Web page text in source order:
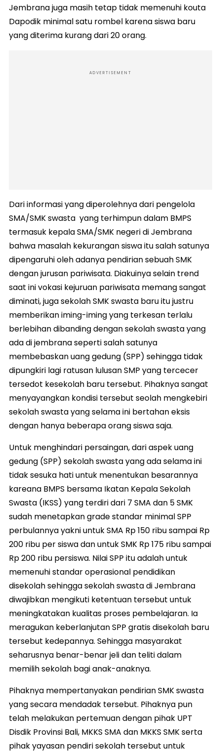
Jembrana juga masih tetap tidak memenuhi kouta
Dapodik minimal satu rombel karena siswa baru
yang diterima kurang dari 20 orang.
ADVERTISEMENT
Dari informasi yang diperolehnya dari pengelola
SMA/SMK swasta yang terhimpun dalam BMPS
termasuk kepala SMA/SMK negeri di Jembrana
bahwa masalah kekurangan siswa itu salah satunya
dipengaruhi oleh adanya pendirian sebuah SMK
dengan jurusan pariwisata. Diakuinya selain trend
saat ini vokasi kejuruan pariwisata memang sangat
diminati, juga sekolah SMK swasta baru itu justru
memberikan iming-iming yang terkesan terlalu
berlebihan dibanding dengan sekolah swasta yang
ada di jembrana seperti salah satunya
membebaskan uang gedung (SPP) sehingga tidak
dipungkiri lagi ratusan lulusan SMP yang tercecer
tersedot kesekolah baru tersebut. Pihaknya sangat
menyayangkan kondisi tersebut seolah mengkebiri
sekolah swasta yang selama ini bertahan eksis
dengan hanya beberapa orang siswa saja.
Untuk menghindari persaingan, dari aspek uang
gedung (SPP) sekolah swasta yang ada selama ini
tidak sesuka hati untuk menentukan besarannya
kareana BMPS bersama Ikatan Kepala Sekolah
Swasta (IKSS) yang terdiri dari 7 SMA dan 5 SMK
sudah menetapkan grade standar minimal SPP
perbulannya yakni untuk SMA Rp 150 ribu sampai Rp
200 ribu per siswa dan untuk SMK Rp 175 ribu sampai
Rp 200 ribu persiswa. Nilai SPP itu adalah untuk
memenuhi standar operasional pendidikan
disekolah sehingga sekolah swasta di Jembrana
diwajibkan mengikuti ketentuan tersebut untuk
meningkatakan kualitas proses pembelajaran. Ia
meragukan keberlanjutan SPP gratis disekolah baru
tersebut kedepannya. Sehingga masyarakat
seharusnya benar-benar jeli dan teliti dalam
memilih sekolah bagi anak-anaknya.
Pihaknya mempertanyakan pendirian SMK swasta
yang secara mendadak tersebut. Pihaknya pun
telah melakukan pertemuan dengan pihak UPT
Disdik Provinsi Bali, MKKS SMA dan MKKS SMK serta
pihak yayasan pendiri sekolah tersebut untuk